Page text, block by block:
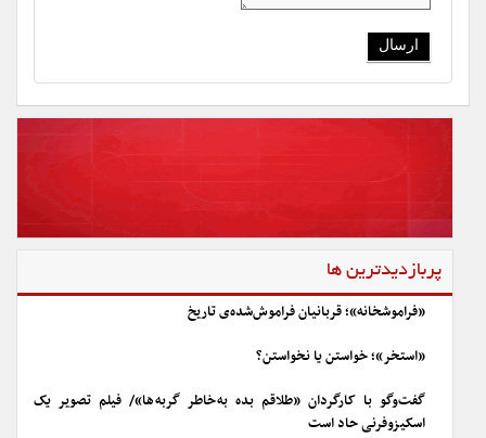
پربازدیدترین ها
«فراموشخانه»؛ قربانیان فراموش‌شده‌ی تاریخ
«استخر»؛ خواستن یا نخواستن؟
گفت‌وگو با کارگردان «طلاقم بده به خاطر گربه ها»/ فیلم تصویر یک
اسکیزوفرنی حاد است